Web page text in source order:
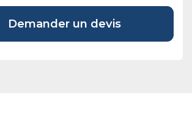
Demander un devis